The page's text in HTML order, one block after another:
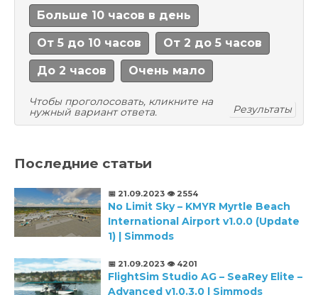
Больше 10 часов в день
От 5 до 10 часов От 2 до 5 часов
До 2 часов Очень мало
Чтобы проголосовать, кликните на
нужный вариант ответа.
Результаты
Последние статьи
📅 21.09.2023 👁️ 2554
No Limit Sky – KMYR Myrtle Beach
International Airport v1.0.0 (Update
1) | Simmods
📅 21.09.2023 👁️ 4201
FlightSim Studio AG – SeaRey Elite –
Advanced v1.0.3.0 | Simmods